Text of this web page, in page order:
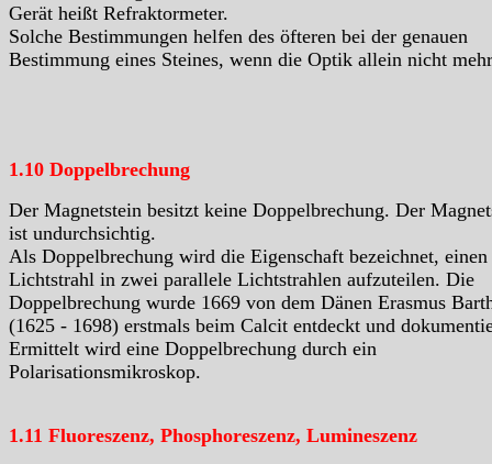
Gerät heißt Refraktormeter.
Solche Bestimmungen helfen des öfteren bei der genauen
Bestimmung eines Steines, wenn die Optik allein nicht
1.10 Doppelbrechung
Der Magnetstein besitzt keine Doppelbrechung. Der
ist undurchsichtig.
Als Doppelbrechung wird die Eigenschaft bezeichnet, einen
Lichtstrahl in zwei parallele Lichtstrahlen aufzuteilen. Die
Doppelbrechung wurde 1669 von dem Dänen Erasmus
(1625 - 1698) erstmals beim Calcit entdeckt und
Ermittelt wird eine Doppelbrechung durch ein
Polarisationsmikroskop.
1.11 Fluoreszenz, Phosphoreszenz, Lumineszenz